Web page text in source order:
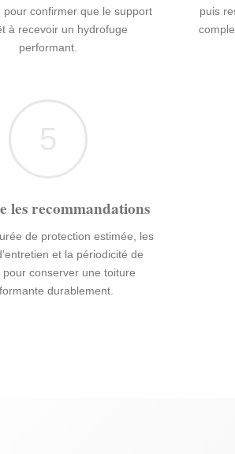
pour confirmer que le support
à recevoir un hydrofuge
performant.
puis
5
les recommandations
de protection estimée, les
et la périodicité de
pour conserver une toiture
durablement.